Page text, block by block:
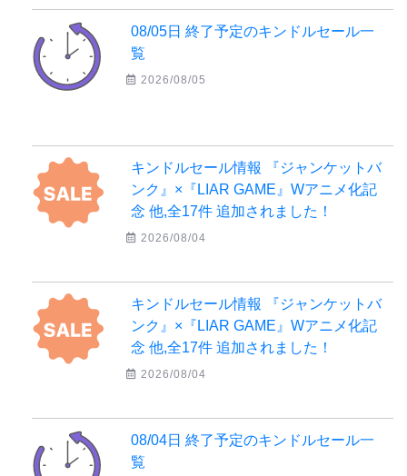
08/05日 終了予定のキンドルセール一
覧
2026/08/05
キンドルセール情報 『ジャンケットバ
ンク』×『LIAR GAME』Wアニメ化記
念 他,全17件 追加されました！
2026/08/04
キンドルセール情報 『ジャンケットバ
ンク』×『LIAR GAME』Wアニメ化記
念 他,全17件 追加されました！
2026/08/04
08/04日 終了予定のキンドルセール一
覧